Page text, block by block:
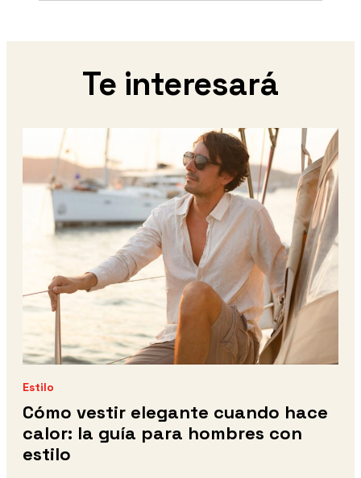
Te interesará
Estilo
Cómo vestir elegante cuando hace
calor: la guía para hombres con
estilo